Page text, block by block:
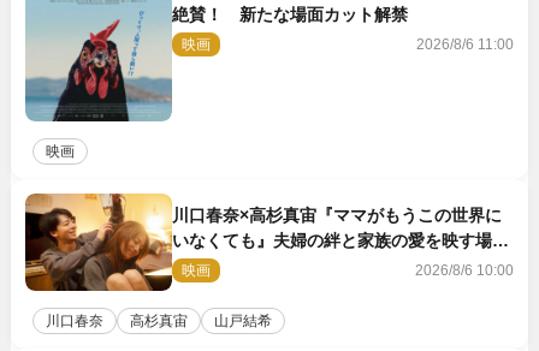
絶賛！ 新たな場面カット解禁
映画 2026/8/6 11:00
映画
川口春奈×高杉真宙『ママがもうこの世界に
いなくても』夫婦の絆と家族の愛を映す場面
写真公開
映画 2026/8/6 10:00
川口春奈 高杉真宙 山戸結希